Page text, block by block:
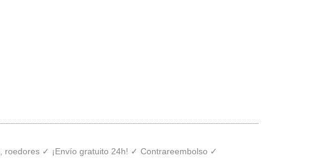
roedores ✓ ¡Envío gratuito 24h! ✓ Contrareembolso ✓